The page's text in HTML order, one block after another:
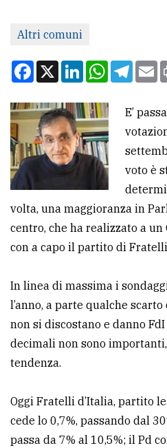
Per
tua
CERCA
Cerca
per
comune
Ricerca
avanzata
LE
ALTRE
TESTATE
Altri comuni
Facebook
X LinkedInWhatsApp
E’
voto è
volta, una maggioranza in
centro, che ha realizzato a
con a capo il partito di
In linea di massima i
l’anno, a parte qualche
non si discostano e danno
decimali non sono
tendenza.
Oggi Fratelli d’Italia, partito
cede lo 0,7%, passando dal
passa da 7% al 10,5%; il Pd